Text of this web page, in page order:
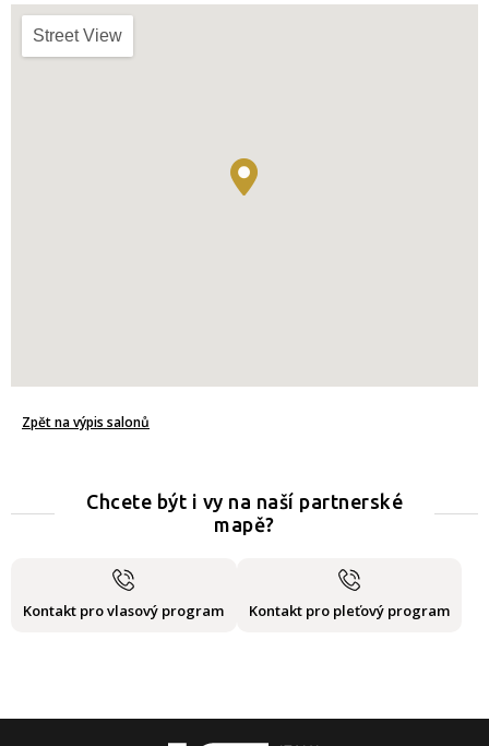
Street View
Zpět na výpis salonů
Chcete být i vy na naší partnerské
mapě?
Kontakt pro vlasový program Kontakt pro pleťový program